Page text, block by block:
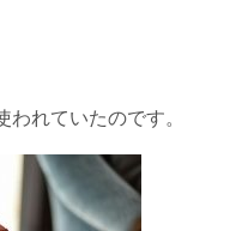
れていたのです。